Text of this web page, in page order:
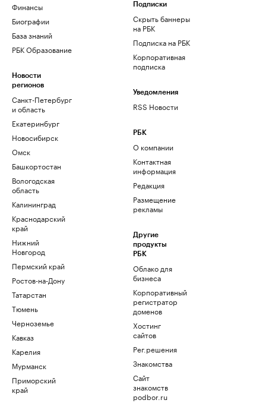
Финансы
Биографии
База знаний
РБК Образование
Новости
регионов
Санкт-Петербург
и область
Екатеринбург
Новосибирск
Омск
Башкортостан
Вологодская
область
Калининград
Краснодарский
край
Нижний
Новгород
Пермский край
Ростов-на-Дону
Татарстан
Тюмень
Черноземье
Кавказ
Карелия
Мурманск
Приморский
край
Подписки
Скрыть баннеры
на РБК
Подписка на РБК
Корпоративная
подписка
Уведомления
RSS Новости
РБК
О компании
Контактная
информация
Редакция
Размещение
рекламы
Другие
продукты
РБК
Облако для
бизнеса
Корпоративный
регистратор
доменов
Хостинг
сайтов
Рег.решения
Знакомства
Сайт
знакомств
podbor.ru